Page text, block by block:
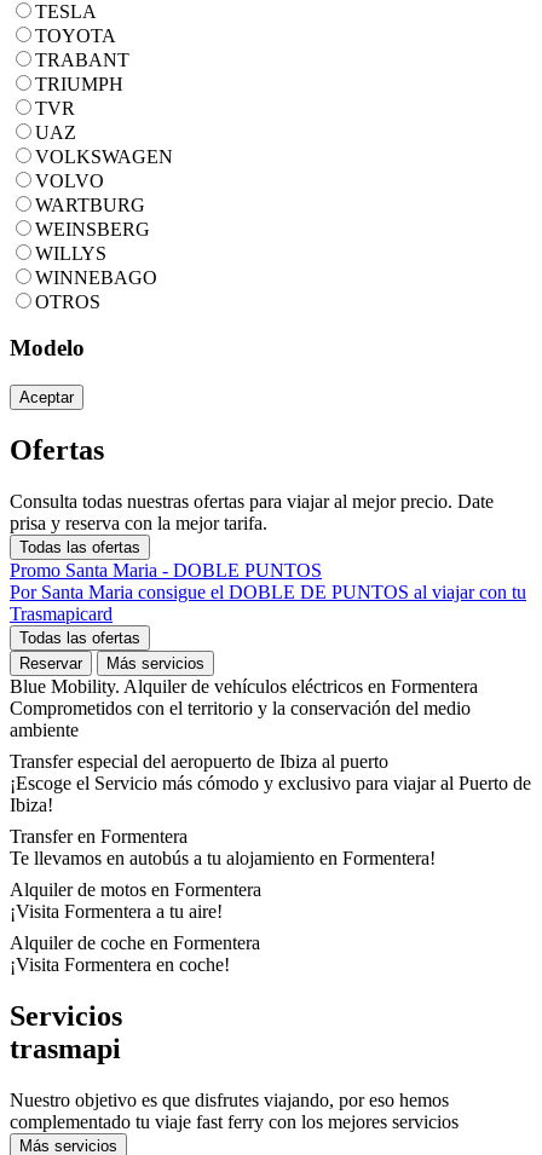
TESLA
TOYOTA
TRABANT
TRIUMPH
TVR
UAZ
VOLKSWAGEN
VOLVO
WARTBURG
WEINSBERG
WILLYS
WINNEBAGO
OTROS
Modelo
Aceptar
Ofertas
Consulta todas nuestras ofertas para viajar al mejor precio. Date
prisa y reserva con la mejor tarifa.
Todas las ofertas
Promo Santa Maria - DOBLE PUNTOS
Por Santa Maria consigue el DOBLE DE PUNTOS al viajar con tu
Trasmapicard
Todas las ofertas
Reservar
Más servicios
Blue Mobility. Alquiler de vehículos eléctricos en Formentera
Comprometidos con el territorio y la conservación del medio
ambiente
Transfer especial del aeropuerto de Ibiza al puerto
¡Escoge el Servicio más cómodo y exclusivo para viajar al Puerto de
Ibiza!
Transfer en Formentera
Te llevamos en autobús a tu alojamiento en Formentera!
Alquiler de motos en Formentera
¡Visita Formentera a tu aire!
Alquiler de coche en Formentera
¡Visita Formentera en coche!
Servicios
trasmapi
Nuestro objetivo es que disfrutes viajando, por eso hemos
complementado tu viaje fast ferry con los mejores servicios
Más servicios